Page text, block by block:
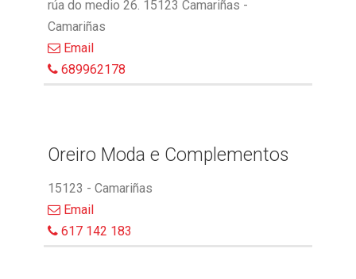
rúa do medio 26. 15123 Camariñas -
Camariñas
Email
689962178
Oreiro Moda e Complementos
15123 - Camariñas
Email
617 142 183